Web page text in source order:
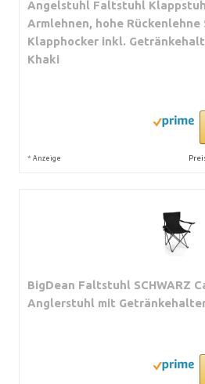
Angelstuhl Faltstuhl
Armlehnen, hohe
Klapphocker inkl.
Khaki
* Anzeige
BigDean Faltstuhl SCHWARZ
Anglerstuhl mit